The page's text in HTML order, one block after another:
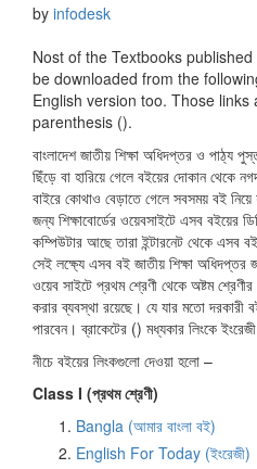
by infodesk
Nost of the Textbooks
be downloaded from the
English version too. Those links
parenthesis ().
বাংলাদেশ জাতীয় শিক্ষা অধিদপ্তর ও পাঠ্য
ছিঁড়ে বা হারিয়ে গেলে বইয়ের দোকান থেকে
বাইরে কোথাও বেড়াতে গেলে সবসময় বই
জন্য শিক্ষাবোর্ডের ওয়েবসাইটে এসব বইয়ের
কম্পিউটার আছে তারা ইন্টারনেট থেকে এসব
সেই লক্ষ্যে এসব বই জাতীয় শিক্ষা
ওয়েব সাইটে প্রথম শ্রেণী থেকে অষ্টম
করার ব্যবস্থা রয়েছে। যে যার মতো
পারবেন। ব্রাকেটের () মধ্যকার লিংকে
নীচে বইয়ের লিংকগুলো দেওয়া হলো –
Class I (প্রথম শ্রেণী)
Bangla (আমার বাংলা বই)
English For Today (ইংরেজী)